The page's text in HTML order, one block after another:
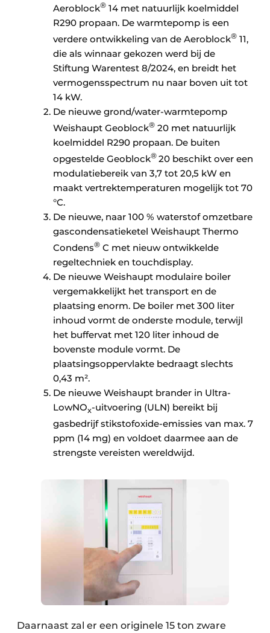
Aeroblock® 14 met natuurlijk koelmiddel
R290 propaan. De warmtepomp is een
verdere ontwikkeling van de Aeroblock® 11,
die als winnaar gekozen werd bij de
Stiftung Warentest 8/2024, en breidt het
vermogensspectrum nu naar boven uit tot
14 kW.
De nieuwe grond/water-warmtepomp
Weishaupt Geoblock® 20 met natuurlijk
koelmiddel R290 propaan. De buiten
opgestelde Geoblock® 20 beschikt over een
modulatiebereik van 3,7 tot 20,5 kW en
maakt vertrektemperaturen mogelijk tot 70
°C.
De nieuwe, naar 100 % waterstof omzetbare
gascondensatieketel Weishaupt Thermo
Condens® C met nieuw ontwikkelde
regeltechniek en touchdisplay.
De nieuwe Weishaupt modulaire boiler
vergemakkelijkt het transport en de
plaatsing enorm. De boiler met 300 liter
inhoud vormt de onderste module, terwijl
het buffervat met 120 liter inhoud de
bovenste module vormt. De
plaatsingsoppervlakte bedraagt slechts
0,43 m².
De nieuwe Weishaupt brander in Ultra-
LowNOx-uitvoering (ULN) bereikt bij
gasbedrijf stikstofoxide-emissies van max. 7
ppm (14 mg) en voldoet daarmee aan de
strengste vereisten wereldwijd.
Daarnaast zal er een originele 15 ton zware